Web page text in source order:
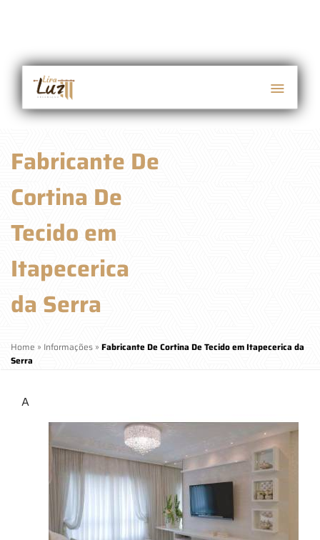
Fabricante De
Cortina De
Tecido em
Itapecerica
da Serra
Home » Informações » Fabricante De Cortina De Tecido em Itapecerica da
Serra
A